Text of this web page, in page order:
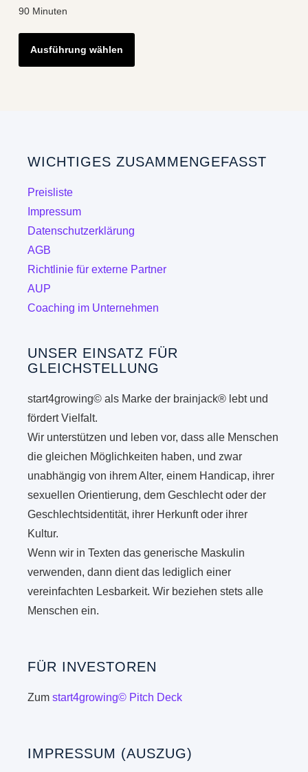
90 Minuten
Ausführung wählen
Dieses
weist
Optionen
gewählt
WICHTIGES ZUSAMMENGEFASST
Preisliste
Impressum
Datenschutzerklärung
AGB
Richtlinie für externe Partner
AUP
Coaching im Unternehmen
UNSER EINSATZ FÜR
GLEICHSTELLUNG
start4growing© als Marke der brainjack® lebt und
fördert Vielfalt.
Wir unterstützen und leben vor, dass alle Menschen
die gleichen Möglichkeiten haben, und zwar
unabhängig von ihrem Alter, einem Handicap, ihrer
sexuellen Orientierung, dem Geschlecht oder der
Geschlechtsidentität, ihrer Herkunft oder ihrer
Kultur.
Wenn wir in Texten das generische Maskulin
verwenden, dann dient das lediglich einer
vereinfachten Lesbarkeit. Wir beziehen stets alle
Menschen ein.
FÜR INVESTOREN
Zumstart4growing© Pitch Deck
IMPRESSUM (AUSZUG)